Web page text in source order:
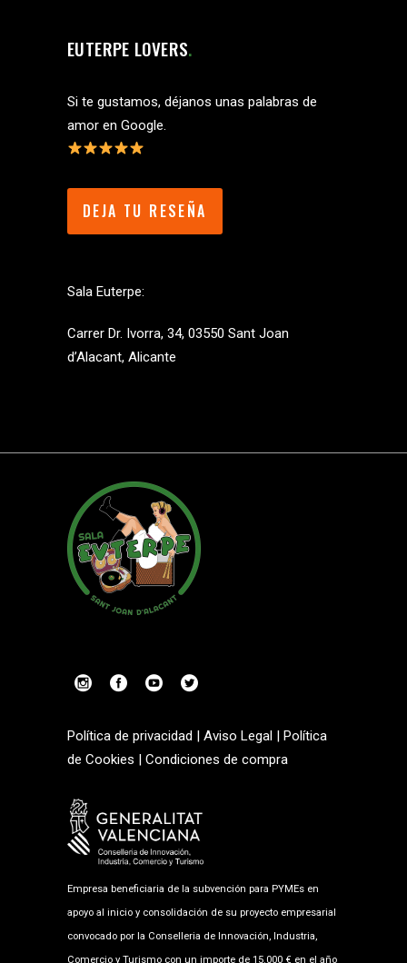
EUTERPE LOVERS
Si te gustamos, déjanos unas palabras de
amor en Google.
DEJA TU RESEÑA
Sala Euterpe:
Carrer Dr. Ivorra, 34, 03550 Sant Joan
d’Alacant, Alicante
Política de privacidad | Aviso Legal | Política
de Cookies | Condiciones de compra
Empresa beneficiaria de la subvención para PYMEs en
apoyo al inicio y consolidación de su proyecto empresarial
convocado por la Conselleria de Innovación, Industria,
Comercio y Turismo con un importe de 15.000 € en el año